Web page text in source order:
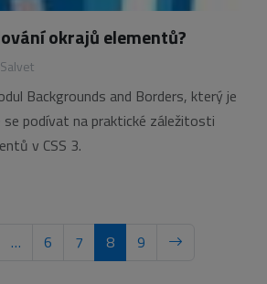
okrajů elementů?
Backgrounds and Borders, který je
podívat na praktické záležitosti
v CSS 3.
… 6 7 8 9